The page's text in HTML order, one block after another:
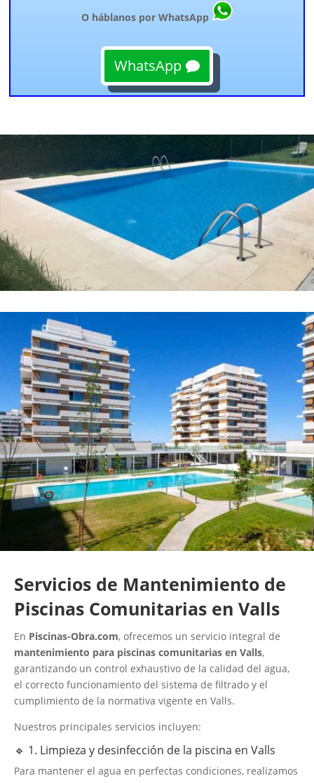
O háblanos por WhatsApp
WhatsApp
Servicios de Mantenimiento de
Piscinas Comunitarias en Valls
En Piscinas-Obra.com, ofrecemos un servicio integral de
mantenimiento para piscinas comunitarias en Valls,
garantizando un control exhaustivo de la calidad del agua,
el correcto funcionamiento del sistema de filtrado y el
cumplimiento de la normativa vigente en Valls.
Nuestros principales servicios incluyen:
🔹 1. Limpieza y desinfección de la piscina en Valls
Para mantener el agua en perfectas condiciones, realizamos